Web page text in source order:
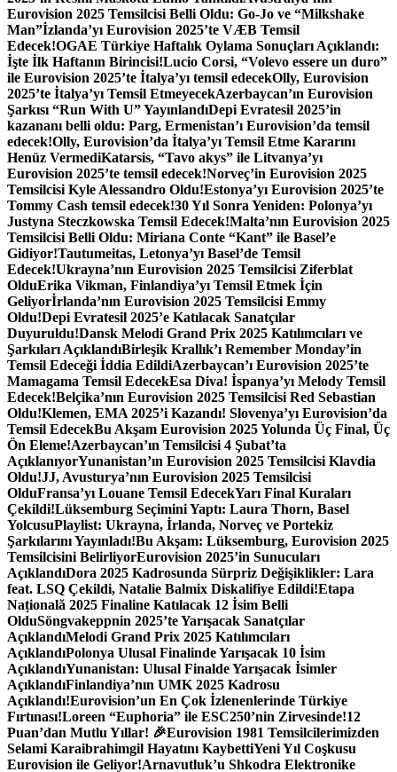
Eurovision 2025 Temsilcisi Belli Oldu: Go-Jo ve “Milkshake
Man”İzlanda’yı Eurovision 2025’te VÆB Temsil
Edecek!OGAE Türkiye Haftalık Oylama Sonuçları Açıklandı:
İşte İlk Haftanın Birincisi!Lucio Corsi, “Volevo essere un duro”
ile Eurovision 2025’te İtalya’yı temsil edecekOlly, Eurovision
2025’te İtalya’yı Temsil EtmeyecekAzerbaycan’ın Eurovision
Şarkısı “Run With U” YayınlandıDepi Evratesil 2025’in
kazananı belli oldu: Parg, Ermenistan’ı Eurovision’da temsil
edecek!Olly, Eurovision’da İtalya’yı Temsil Etme Kararını
Henüz VermediKatarsis, “Tavo akys” ile Litvanya’yı
Eurovision 2025’te temsil edecek!Norveç’in Eurovision 2025
Temsilcisi Kyle Alessandro Oldu!Estonya’yı Eurovision 2025’te
Tommy Cash temsil edecek!30 Yıl Sonra Yeniden: Polonya’yı
Justyna Steczkowska Temsil Edecek!Malta’nın Eurovision 2025
Temsilcisi Belli Oldu: Miriana Conte “Kant” ile Basel’e
Gidiyor!Tautumeitas, Letonya’yı Basel’de Temsil
Edecek!Ukrayna’nın Eurovision 2025 Temsilcisi Ziferblat
OlduErika Vikman, Finlandiya’yı Temsil Etmek İçin
Geliyorİrlanda’nın Eurovision 2025 Temsilcisi Emmy
Oldu!Depi Evratesil 2025’e Katılacak Sanatçılar
Duyuruldu!Dansk Melodi Grand Prix 2025 Katılımcıları ve
Şarkıları AçıklandıBirleşik Krallık’ı Remember Monday’in
Temsil Edeceği İddia EdildiAzerbaycan’ı Eurovision 2025’te
Mamagama Temsil EdecekEsa Diva! İspanya’yı Melody Temsil
Edecek!Belçika’nın Eurovision 2025 Temsilcisi Red Sebastian
Oldu!Klemen, EMA 2025’i Kazandı! Slovenya’yı Eurovision’da
Temsil EdecekBu Akşam Eurovision 2025 Yolunda Üç Final, Üç
Ön Eleme!Azerbaycan’ın Temsilcisi 4 Şubat’ta
AçıklanıyorYunanistan’ın Eurovision 2025 Temsilcisi Klavdia
Oldu!JJ, Avusturya’nın Eurovision 2025 Temsilcisi
OlduFransa’yı Louane Temsil EdecekYarı Final Kuraları
Çekildi!Lüksemburg Seçimini Yaptı: Laura Thorn, Basel
YolcusuPlaylist: Ukrayna, İrlanda, Norveç ve Portekiz
Şarkılarını Yayınladı!Bu Akşam: Lüksemburg, Eurovision 2025
Temsilcisini BelirliyorEurovision 2025’in Sunucuları
AçıklandıDora 2025 Kadrosunda Sürpriz Değişiklikler: Lara
feat. LSQ Çekildi, Natalie Balmix Diskalifiye Edildi!Etapa
Națională 2025 Finaline Katılacak 12 İsim Belli
OlduSöngvakeppnin 2025’te Yarışacak Sanatçılar
AçıklandıMelodi Grand Prix 2025 Katılımcıları
AçıklandıPolonya Ulusal Finalinde Yarışacak 10 İsim
AçıklandıYunanistan: Ulusal Finalde Yarışacak İsimler
AçıklandıFinlandiya’nın UMK 2025 Kadrosu
Açıklandı!Eurovision’un En Çok İzlenenlerinde Türkiye
Fırtınası!Loreen “Euphoria” ile ESC250’nin Zirvesinde!12
Puan’dan Mutlu Yıllar! 🎉Eurovision 1981 Temsilcilerimizden
Selami Karaibrahimgil Hayatını KaybettiYeni Yıl Coşkusu
Eurovision ile Geliyor!Arnavutluk’u Shkodra Elektronike